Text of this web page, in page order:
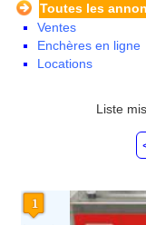
Centre
Champagne
Corse
Franche Comte -
Limousin
Lorraine
Toutes les
Ventes
Enchères en ligne
Locations
Liste